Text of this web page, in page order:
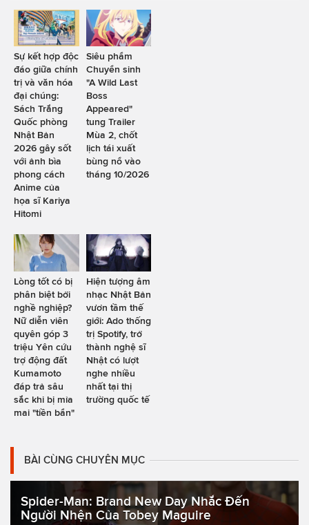
Sự kết hợp độc
đáo giữa chính
trị và văn hóa
đại chúng:
Sách Trắng
Quốc phòng
Nhật Bản
2026 gây sốt
với ảnh bìa
phong cách
Anime của
họa sĩ Kariya
Hitomi
Siêu phẩm
Chuyển sinh
"A Wild Last
Boss
Appeared"
tung Trailer
Mùa 2, chốt
lịch tái xuất
bùng nổ vào
tháng 10/2026
Lòng tốt có bị
phân biệt bởi
nghề nghiệp?
Nữ diễn viên
quyên góp 3
triệu Yên cứu
trợ động đất
Kumamoto
đáp trả sâu
sắc khi bị mỉa
mai "tiền bẩn"
Hiện tượng âm
nhạc Nhật Bản
vươn tầm thế
giới: Ado thống
trị Spotify, trở
thành nghệ sĩ
Nhật có lượt
nghe nhiều
nhất tại thị
trường quốc tế
BÀI CÙNG CHUYÊN MỤC
Spider-Man: Brand New Day Nhắc Đến
Người Nhện Của Tobey Maguire